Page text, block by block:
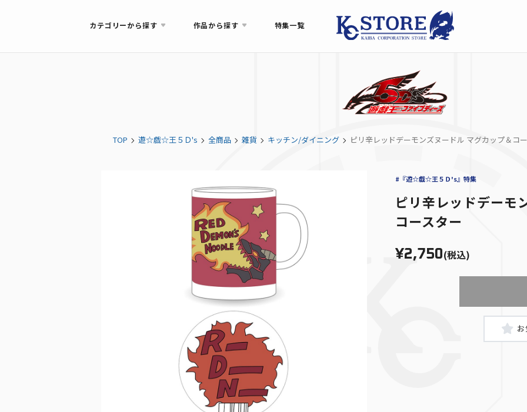
カテゴリーから探す 作品から探す 特集一覧
TOP 遊☆戯☆王５Ｄ's 全商品 雑貨 キッチン/ダイニング ピリ辛レッドデーモンズヌードル マグカップ＆コ
#『遊☆戯☆王５Ｄ's』特集
ピリ辛レッドデーモ
コースター
¥2,750(税込)